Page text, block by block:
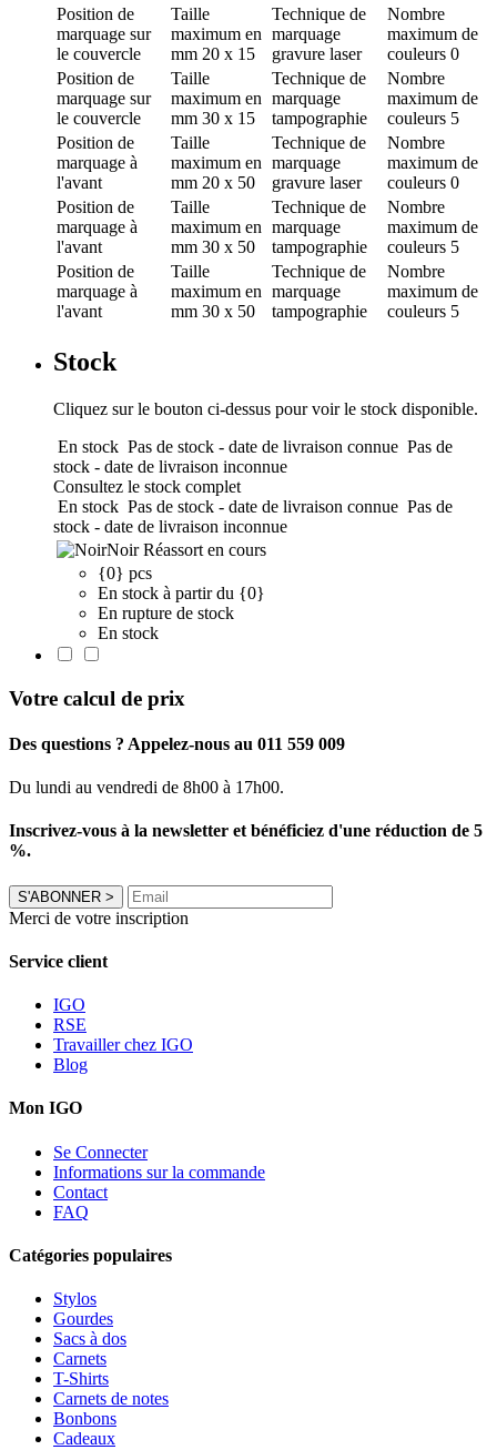
Position de
marquage sur
le couvercle
Taille
maximum en
mm 20 x 15
Technique de
marquage
gravure laser
Nombre
maximum de
couleurs 0
Position de
marquage sur
le couvercle
Taille
maximum en
mm 30 x 15
Technique de
marquage
tampographie
Nombre
maximum de
couleurs 5
Position de
marquage à
l'avant
Taille
maximum en
mm 20 x 50
Technique de
marquage
gravure laser
Nombre
maximum de
couleurs 0
Position de
marquage à
l'avant
Taille
maximum en
mm 30 x 50
Technique de
marquage
tampographie
Nombre
maximum de
couleurs 5
Position de
marquage à
l'avant
Taille
maximum en
mm 30 x 50
Technique de
marquage
tampographie
Nombre
maximum de
couleurs 5
Stock
Cliquez sur le bouton ci-dessus pour voir le stock disponible.
En stock Pas de stock - date de livraison connue Pas de
stock - date de livraison inconnue
Consultez le stock complet
En stock Pas de stock - date de livraison connue Pas de
stock - date de livraison inconnue
Noir Réassort en cours
{0} pcs
En stock à partir du {0}
En rupture de stock
En stock
Votre calcul de prix
Des questions ? Appelez-nous au 011 559 009
Du lundi au vendredi de 8h00 à 17h00.
Inscrivez-vous à la newsletter et bénéficiez d'une réduction de 5
%.
S'ABONNER >
Merci de votre inscription
Service client
IGO
RSE
Travailler chez IGO
Blog
Mon IGO
Se Connecter
Informations sur la commande
Contact
FAQ
Catégories populaires
Stylos
Gourdes
Sacs à dos
Carnets
T-Shirts
Carnets de notes
Bonbons
Cadeaux